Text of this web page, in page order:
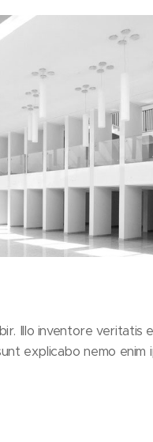
Illo inventore veritatis
explicabo nemo enim